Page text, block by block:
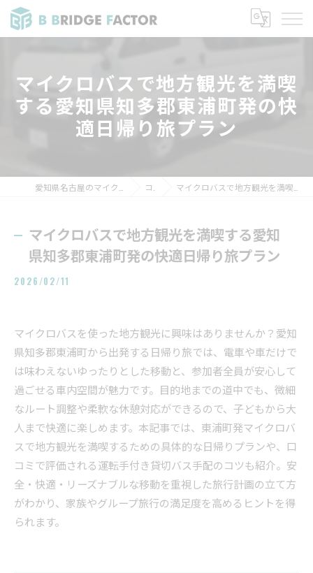
マイクロバスで地方観光を満喫
する愛知県知多郡東浦町発の快
適日帰り旅プラン
コラム マイクロバスで地方観光を満喫する愛知県知多郡東浦町発の快適日帰り旅プラン
マイクロバスで地方観光を満喫する愛知
県知多郡東浦町発の快適日帰り旅プラン
2026/02/11
マイクロバスを使った地方観光に興味はありませんか？愛知
県知多郡東浦町から出発する日帰り旅では、電車や車だけで
は味わえないゆったりとした移動と、参加者全員が安心して
過ごせる車内空間が魅力です。目的地までの道中でも、微細
なルート調整や柔軟な休憩対応ができるので、子どもから大
人まで快適に楽しめます。本記事では、東浦町発マイクロバ
スで地方観光を満喫するための具体的な日帰りプランや、口
コミで評価される運転手付き貸切バス手配のコツも紹介。安
全・快適・リーズナブルな移動を重視した旅行計画の立て方
がわかり、家族やグループ旅行の満足度を高めるヒントを得
られます。